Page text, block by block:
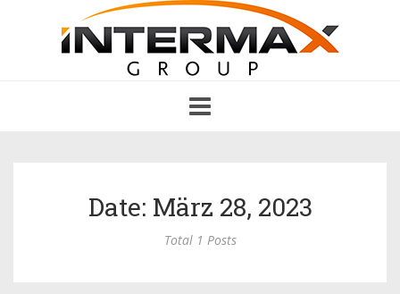
navigation
Date: März 28, 2023
Total 1 Posts